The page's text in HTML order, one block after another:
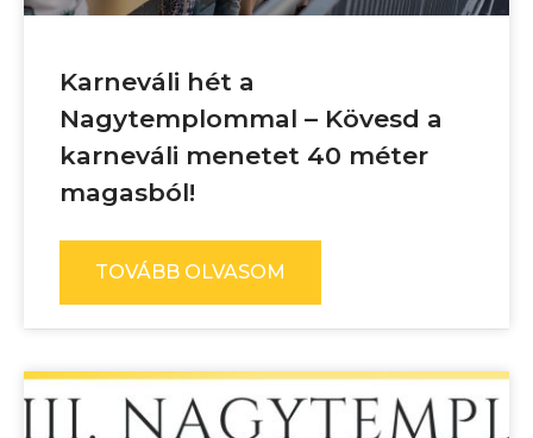
Karneváli hét a
Nagytemplommal – Kövesd a
karneváli menetet 40 méter
magasból!
TOVÁBB OLVASOM